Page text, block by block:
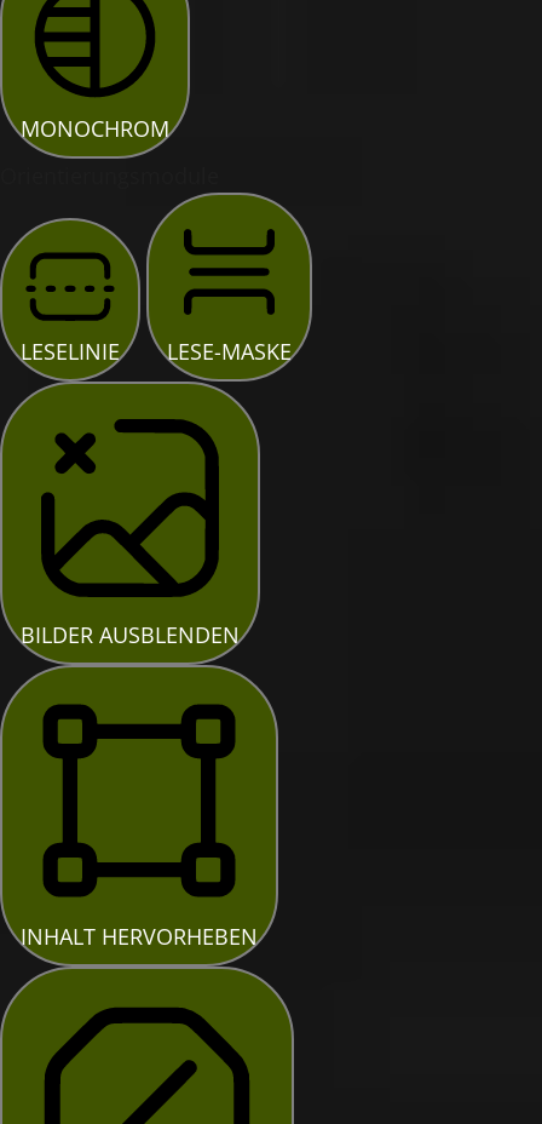
MONOCHROM
LESELINIE LESE-MASKE
BILDER AUSBLENDEN
INHALT HERVORHEBEN